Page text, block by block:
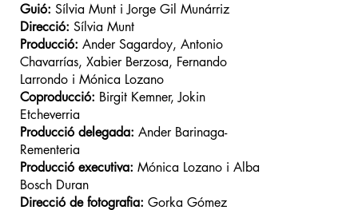
Guió: Sílvia Munt i Jorge Gil Munárriz
Direcció: Sílvia Munt
Producció: Ander Sagardoy, Antonio
Chavarrías, Xabier Berzosa, Fernando
Larrondo i Mónica Lozano
Coproducció: Birgit Kemner, Jokin
Etcheverria
Producció delegada: Ander Barinaga-
Rementeria
Producció executiva: Mónica Lozano i Alba
Bosch Duran
Direcció de fotografia:Gorka Gómez